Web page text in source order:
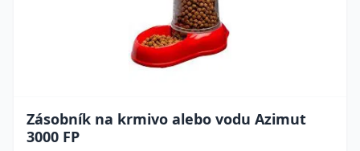
Zásobník na krmivo alebo vodu Azimut
3000 FP